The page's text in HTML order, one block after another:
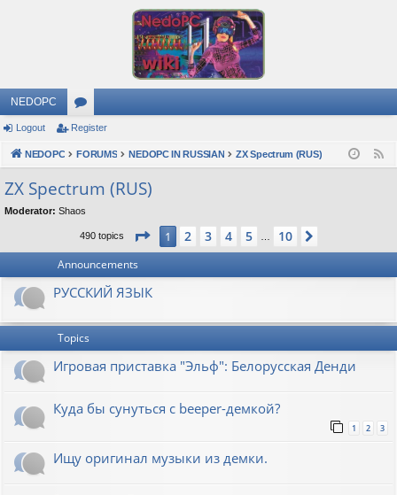
NEDOPC
or
u
s
Logout Register
NEDOPC FORUMS NEDOPC IN RUSSIAN ZX Spectrum (RUS)
ZX Spectrum (RUS)
Moderator: Shaos
490 topics Page 1of10
1 2 3 4 5 10
Announcements
РУССКИЙ ЯЗЫК
Topics
Игровая приставка "Эльф": Белорусская Денди
Куда бы сунуться с beeper-демкой?
1 2 3
Ищу оригинал музыки из демки.